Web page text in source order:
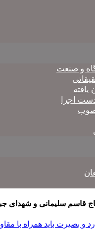
و صنعت
یافته
اجرا
قاسم سلیمانی و شهدای
و بصیرت باید همراه با